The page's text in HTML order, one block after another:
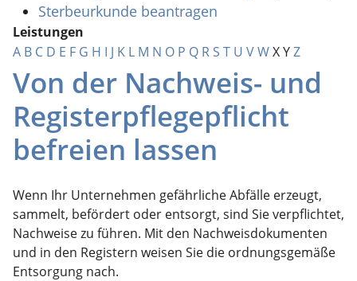
Sterbeurkunde beantragen
Leistungen
A B C D E F G H I J K L M N O P Q R S T U VWXYZ
Von der Nachweis- und
Registerpflegepflicht
befreien lassen
Wenn Ihr Unternehmen gefährliche Abfälle erzeugt,
sammelt, befördert oder entsorgt, sind Sie verpflichtet,
Nachweise zu führen. Mit den Nachweisdokumenten
und in den Registern weisen Sie die ordnungsgemäße
Entsorgung nach.